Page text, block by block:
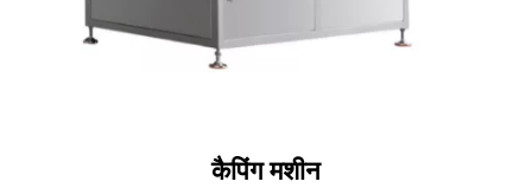
कैपिंग मशीन